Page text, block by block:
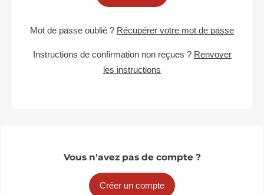
Mot de passe oublié ? Récupérer votre mot de passe
Instructions de confirmation non reçues ? Renvoyer
les instructions
Vous n'avez pas de compte ?
Créer un compte